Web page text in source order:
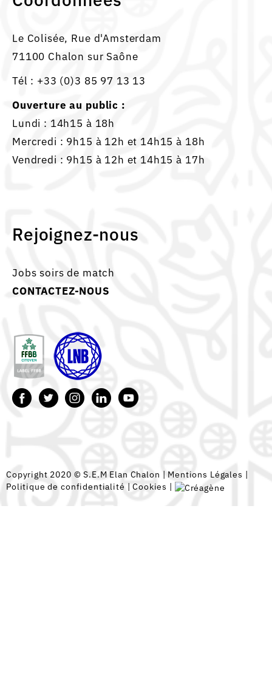
Le Colisée, Rue d'Amsterdam
71100 Chalon sur Saône
Tél : +33 (0)3 85 97 13 13
Ouverture au public :
Lundi : 14h15 à 18h
Mercredi : 9h15 à 12h et 14h15 à 18h
Vendredi : 9h15 à 12h et 14h15 à 17h
Rejoignez-nous
Jobs soirs de match
CONTACTEZ-NOUS
Copyright 2020 © S.E.M Elan Chalon | Mentions Légales |
Politique de confidentialité |Cookies |